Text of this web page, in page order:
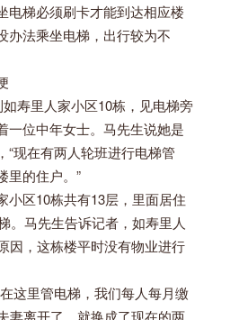
电梯必须刷卡才能到达相应楼
办法乘坐电梯，出行较为不
寿里人家小区10栋，见电梯旁
一位中年女士。马先生说她是
“现在有两人轮班进行电梯管
里的住户。”
小区10栋共有13层，里面居住
。马先生告诉记者，如寿里人
因，这栋楼平时没有物业进行
这里管电梯，我们每人每月缴
妻离开了，就换成了现在的两